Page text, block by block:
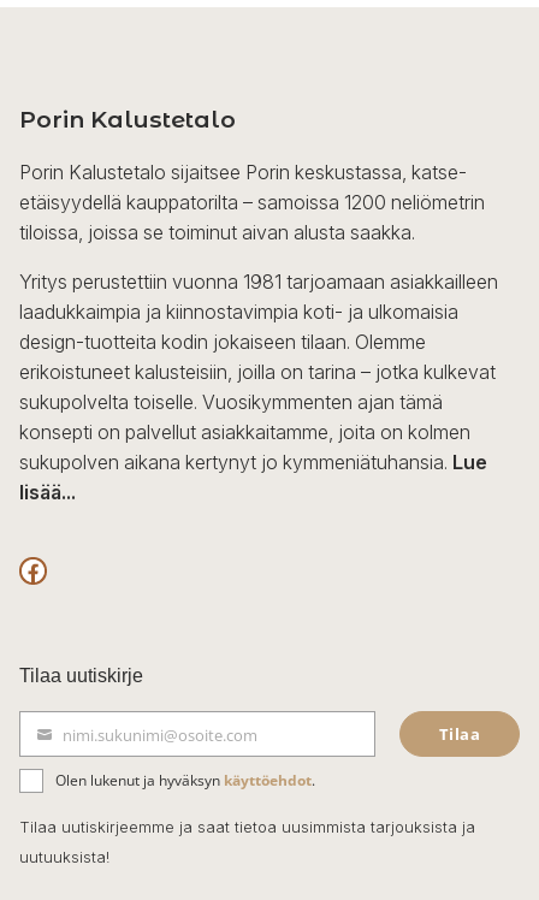
Porin Kalustetalo
Porin Kalustetalo sijaitsee Porin keskustassa, katse-
etäisyydellä kauppatorilta – samoissa 1200 neliömetrin
tiloissa, joissa se toiminut aivan alusta saakka.
Yritys perustettiin vuonna 1981 tarjoamaan asiakkailleen
laadukkaimpia ja kiinnostavimpia koti- ja ulkomaisia
design-tuotteita kodin jokaiseen tilaan. Olemme
erikoistuneet kalusteisiin, joilla on tarina – jotka kulkevat
sukupolvelta toiselle. Vuosikymmenten ajan tämä
konsepti on palvellut asiakkaitamme, joita on kolmen
sukupolven aikana kertynyt jo kymmeniätuhansia. Lue
lisää...
F
c
e
b
o
o
k
Tilaa uutiskirje
ä
h
k
nimi.sukunimi@osoite.com Tilaa
Olen lukenut ja hyväksyn käyttöehdot.
Tilaa uutiskirjeemme ja saat tietoa uusimmista tarjouksista ja
uutuuksista!